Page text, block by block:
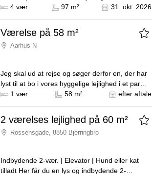
november 2026. Den månedlige husleje udgør
Kilde: Hobro Boligforening
4 vær. 97 m² 31. okt. 2026
Værelse på 58 m²
Aarhus N
Jeg skal ud at rejse og søger derfor en, der har
lyst til at bo i vores hyggelige lejlighed i et par
måneder. Periode: 16.08.–28.01. Beliggenhed:
1 vær. 58 m² efter aftale
2 værelses lejlighed på 60 m²
Rossensgade, 8850 Bjerringbro
Indbydende 2-vær. | Elevator | Hund eller kat
tilladt Her får du en lys og indbydende 2-